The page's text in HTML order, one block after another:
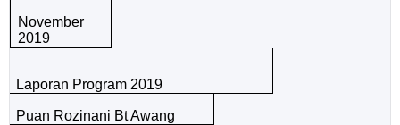
November
2019
Laporan Program 2019
Puan Rozinani Bt Awang